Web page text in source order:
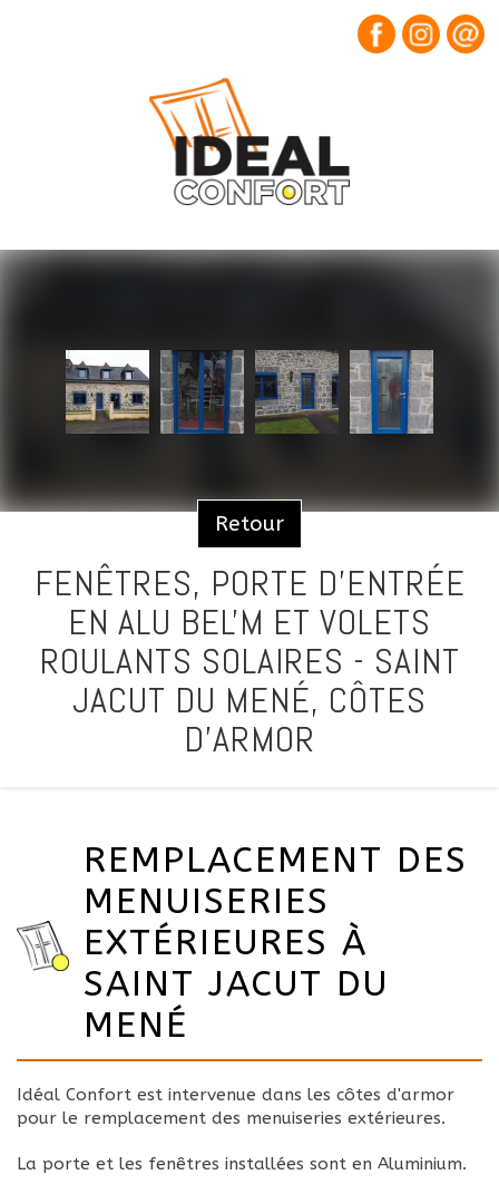
Retour
FENÊTRES, PORTE D'ENTRÉE
EN ALU BEL'M ET VOLETS
ROULANTS SOLAIRES - SAINT
JACUT DU MENÉ, CÔTES
D'ARMOR
REMPLACEMENT DES
MENUISERIES
EXTÉRIEURES À
SAINT JACUT DU
MENÉ
Idéal Confort est intervenue dans les côtes d'armor
pour le remplacement des menuiseries extérieures.
La porte et les fenêtres installées sont en Aluminium.